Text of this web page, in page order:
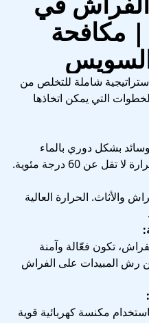
مكافحة
شاملة للتخلص من
التي يمكن اتخاذها
بشكل دوري بالماء
60 درجة مئوية.
والأثاث. الحرارة العالية
تكون فعّالة وآمنة
رش المبيدات على الفراش
مكنسة كهربائية قوية